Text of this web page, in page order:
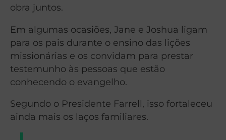
obra juntos.
Em algumas ocasiões, Jane e Joshua ligam
para os pais durante o ensino das lições
missionárias e os convidam para prestar
testemunho às pessoas que estão
conhecendo o evangelho.
Segundo o Presidente Farrell, isso fortaleceu
ainda mais os laços familiares.